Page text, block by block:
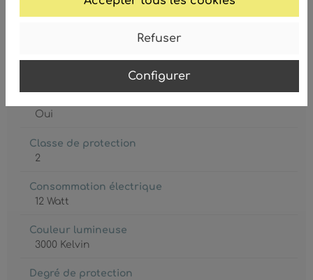
Refuser
Configurer
Oui
Classe de protection
2
Consommation électrique
12 Watt
Couleur lumineuse
3000 Kelvin
Degré de protection